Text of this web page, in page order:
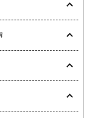
心（需提前预约）
中心（需提前预约）
中心（需提前预约）
心（需提前预约）